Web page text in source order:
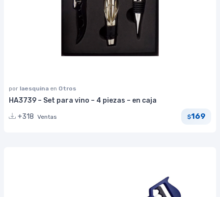
por laesquina en Otros
HA3739 – Set para vino – 4 piezas – en caja
+318 Ventas $169